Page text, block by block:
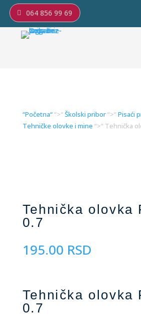
064 856 99 69
“Početna““>“Školski pribor“>“Pisaći
Tehničke olovke i mine “>“ Tehnička
Tehnička olovka
0.7
195.00 RSD
Tehnička olovka
0.7